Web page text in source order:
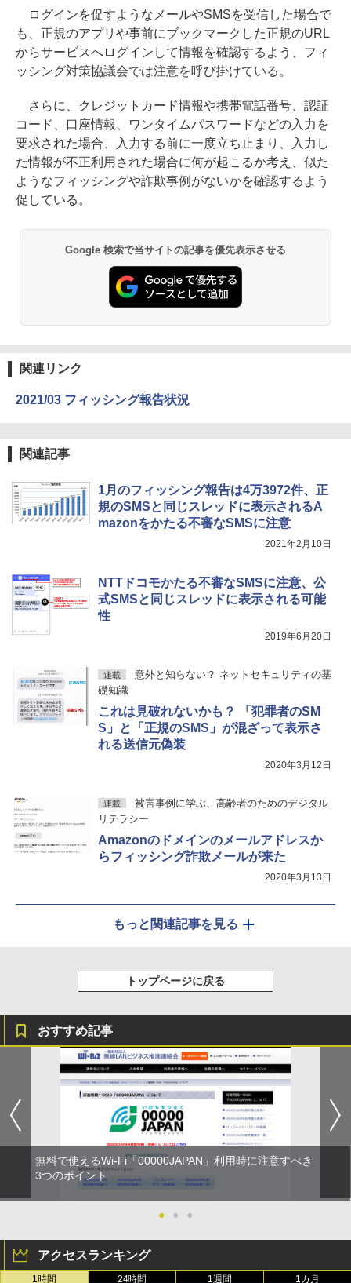
ログインを促すようなメールやSMSを受信した場合で
も、正規のアプリや事前にブックマークした正規のURL
からサービスへログインして情報を確認するよう、フィ
ッシング対策協議会では注意を呼び掛けている。
さらに、クレジットカード情報や携帯電話番号、認証
コード、口座情報、ワンタイムパスワードなどの入力を
要求された場合、入力する前に一度立ち止まり、入力し
た情報が不正利用された場合に何が起こるか考え、似た
ようなフィッシングや詐欺事例がないかを確認するよう
促している。
Google 検索で当サイトの記事を優先表示させる
関連リンク
2021/03 フィッシング報告状況
関連記事
1月のフィッシング報告は4万3972件、正
規のSMSと同じスレッドに表示されるA
mazonをかたる不審なSMSに注意
2021年2月10日
NTTドコモかたる不審なSMSに注意、公
式SMSと同じスレッドに表示される可能
性
2019年6月20日
連載
意外と知らない？ ネットセキュリティの基
礎知識
これは見破れないかも？ 「犯罪者のSM
S」と「正規のSMS」が混ざって表示さ
れる送信元偽装
2020年3月12日
連載
被害事例に学ぶ、高齢者のためのデジタル
リテラシー
Amazonのドメインのメールアドレスか
らフィッシング詐欺メールが来た
2020年3月13日
もっと関連記事を見る
トップページに戻る
おすすめ記事
無料で使えるWi-Fi「00000JAPAN」利用時に注意すべき
3つのポイント
● ● ●
アクセスランキング
1時間 24時間 1週間 1カ月